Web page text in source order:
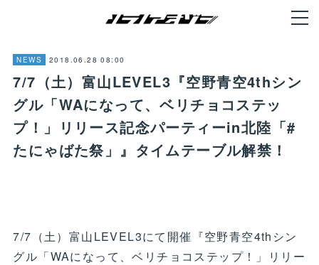
NEWS 2018.06.28 08:00
7/7（土）富山LEVEL3『空野青空4thシン
グル「WAになって、ベリチョコステッ
プ！」リリース記念パーティーin北陸「#
たにゃばた祭」』タイムテーブル解禁！
7/7（土）富山LEVEL3にて開催『空野青空4thシン
グル「WAになって、ベリチョコステップ！」リリー